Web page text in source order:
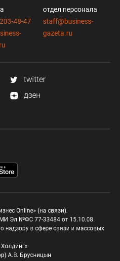
48-47
отдел персонала
staff@business-
gazeta.ru
twitter
дзен
Online» (на связи).
Эл №ФС 77-33484 от 15.10.08.
надзору в сфере связи и массовых
А.В. Брусницын